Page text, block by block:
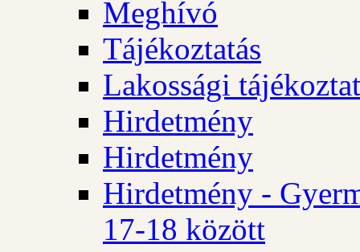
Meghívó
Tájékoztatás
Lakossági
Hirdetmény
Hirdetmény
Hirdetmény -
17-18 között